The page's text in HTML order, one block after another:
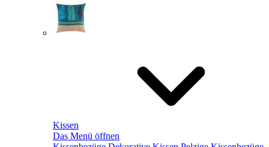
Kissen
Das Menü öffnen